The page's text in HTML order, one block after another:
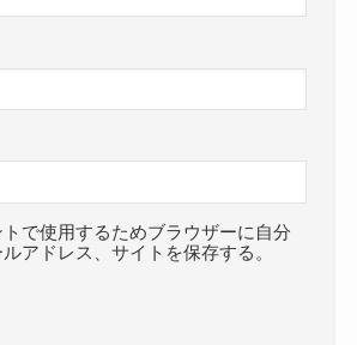
で使用するためブラウザーに自分
アドレス、サイトを保存する。